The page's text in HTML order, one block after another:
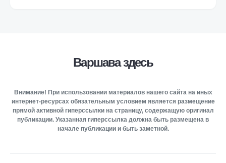
Варшава здесь
Внимание! При использовании материалов нашего сайта на иных
интернет-ресурсах обязательным условием является размещение
прямой активной гиперссылки на страницу, содержащую оригинал
публикации. Указанная гиперссылка должна быть размещена в
начале публикации и быть заметной.